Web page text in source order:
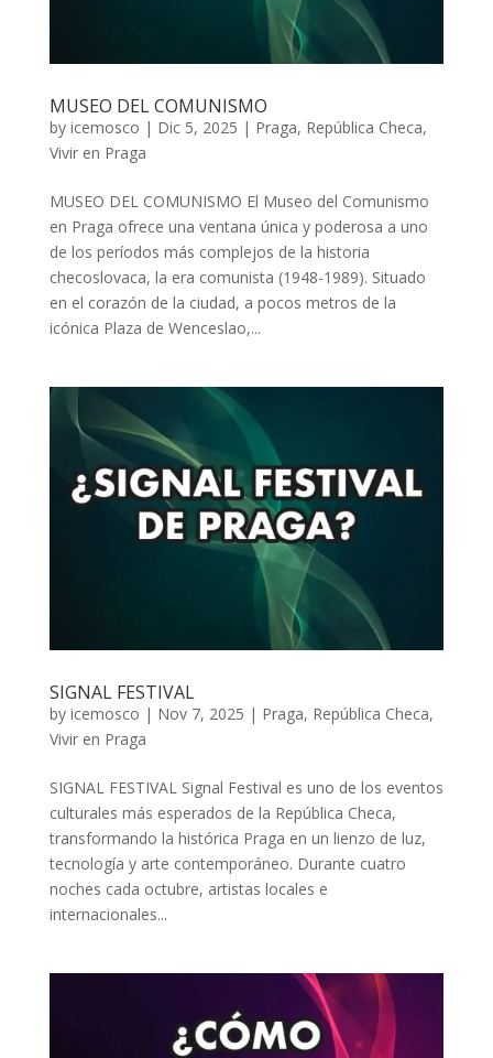
MUSEO DEL COMUNISMO
by icemosco | Dic 5, 2025 | Praga, República Checa,
Vivir en Praga
MUSEO DEL COMUNISMO El Museo del Comunismo
en Praga ofrece una ventana única y poderosa a uno
de los períodos más complejos de la historia
checoslovaca, la era comunista (1948-1989). Situado
en el corazón de la ciudad, a pocos metros de la
icónica Plaza de Wenceslao,...
SIGNAL FESTIVAL
by icemosco | Nov 7, 2025 | Praga, República Checa,
Vivir en Praga
SIGNAL FESTIVAL Signal Festival es uno de los eventos
culturales más esperados de la República Checa,
transformando la histórica Praga en un lienzo de luz,
tecnología y arte contemporáneo. Durante cuatro
noches cada octubre, artistas locales e
internacionales...